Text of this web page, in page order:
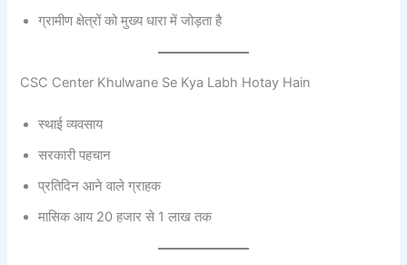
ग्रामीण क्षेत्रों को मुख्य धारा में जोड़ता है
CSC Center Khulwane Se Kya Labh Hotay Hain
स्थाई व्यवसाय
सरकारी पहचान
प्रतिदिन आने वाले ग्राहक
मासिक आय 20 हजार से 1 लाख तक